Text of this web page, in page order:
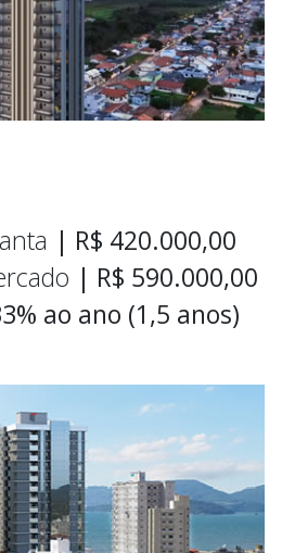
| R$ 420.000,00
| R$ 590.000,00
ao ano (1,5 anos)